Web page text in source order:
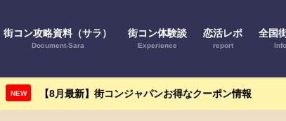
街コン攻略資料（サラ）
Document-Sara
街コン体験談
Experience
恋活レポ
report
全国
NEW 【8月最新】街コンジャパンお得なクーポン情報